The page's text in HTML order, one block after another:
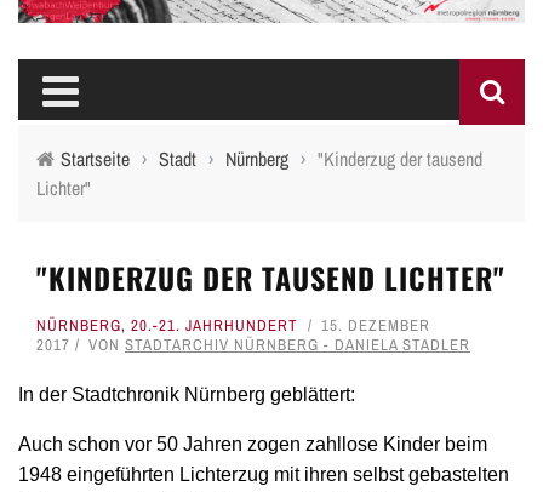
Startseite › Stadt › Nürnberg › "Kinderzug der tausend
Lichter"
"KINDERZUG DER TAUSEND LICHTER"
NÜRNBERG, 20.-21. JAHRHUNDERT
15. DEZEMBER
2017
VON STADTARCHIV NÜRNBERG - DANIELA STADLER
In der Stadtchronik Nürnberg geblättert:
Auch schon vor 50 Jahren zogen zahllose Kinder beim
1948 eingeführten Lichterzug mit ihren selbst gebastelten